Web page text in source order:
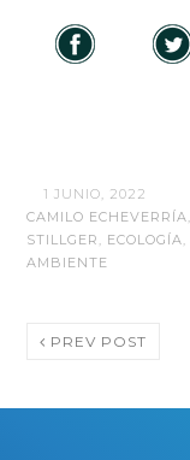
1 JUNIO, 2022
CAMILO ECHEVERRÍA
STILLGER
ECOLOGÍA
AMBIENTE
PREV POST